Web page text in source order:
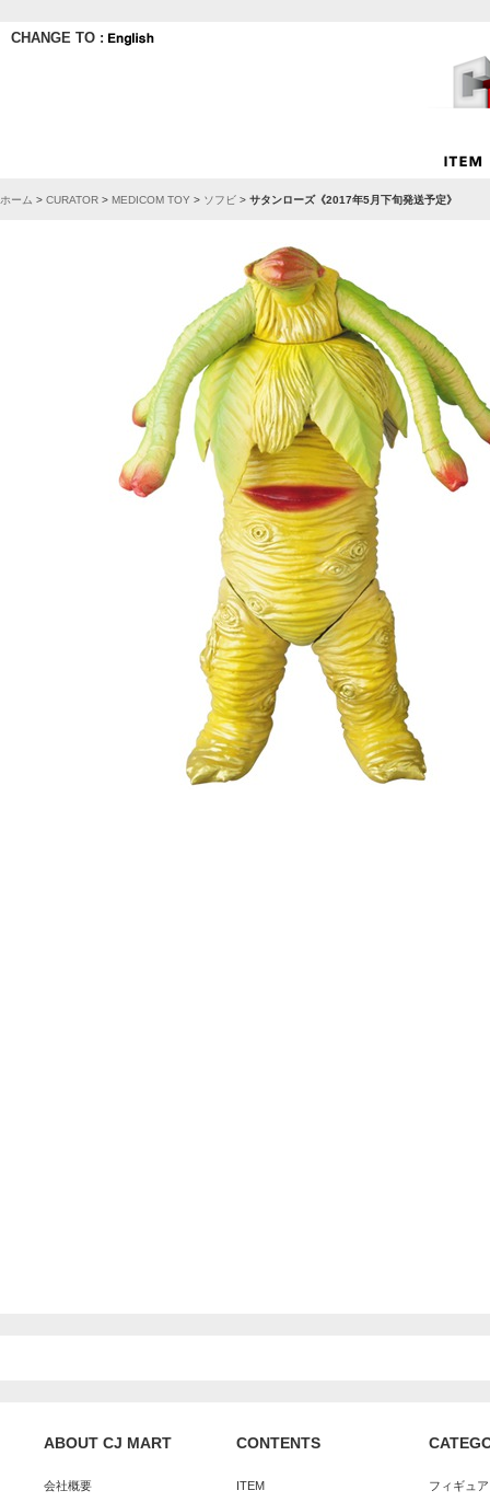
CHANGE TO :
ホーム > CURATOR > MEDICOM TOY > ソフビ > サタンローズ《2017年5月下旬発送予定》
ABOUT CJ MART
会社概要
CONTENTS
ITEM フィギュ